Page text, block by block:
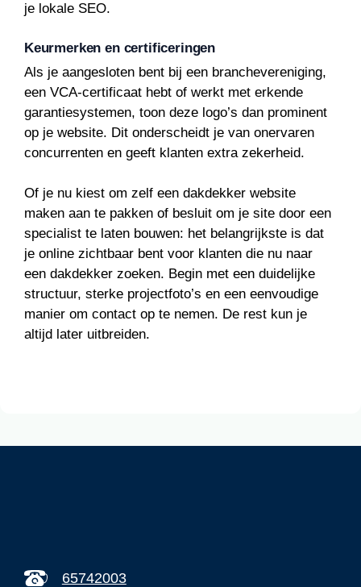
je lokale SEO.
Keurmerken en certificeringen
Als je aangesloten bent bij een branchevereniging,
een VCA-certificaat hebt of werkt met erkende
garantiesystemen, toon deze logo’s dan prominent
op je website. Dit onderscheidt je van onervaren
concurrenten en geeft klanten extra zekerheid.
Of je nu kiest om zelf een dakdekker website
maken aan te pakken of besluit om je site door een
specialist te laten bouwen: het belangrijkste is dat
je online zichtbaar bent voor klanten die nu naar
een dakdekker zoeken. Begin met een duidelijke
structuur, sterke projectfoto’s en een eenvoudige
manier om contact op te nemen. De rest kun je
altijd later uitbreiden.
65742003